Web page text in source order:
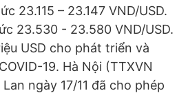
23.115 – 23.147 VND/USD.
23.530 - 23.580 VND/USD.
USD cho phát triển và
19. Hà Nội (TTXVN
ngày 17/11 đã cho phép